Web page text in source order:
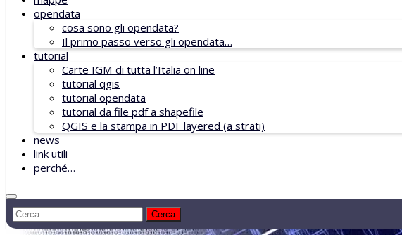
opendata
cosa sono gli opendata?
Il primo passo verso gli opendata…
tutorial
Carte IGM di tutta l’Italia on line
tutorial qgis
tutorial opendata
tutorial da file pdf a shapefile
QGIS e la stampa in PDF layered (a strati)
news
link utili
perché…
Ricerca
per: